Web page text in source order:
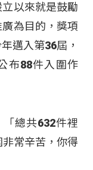
以來就是鼓勵
為目的，獎項
邁入第36屆，
布88件入圍作
總共632件裡
常辛苦，你得